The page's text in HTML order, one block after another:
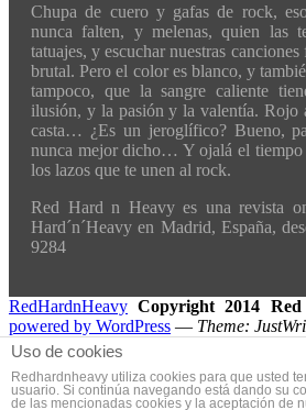
Chupa de cuero y gafas de rock,
nunca falten, y melenas, quien las
tatuajes, y escuchar nuestras
brutal. Pero el color es blanco, y
tampoco, que la sangre caliente
ilusión, y la pasión y la valentía. Rojo
casta… ¿Es un jeroglífico? Bueno,
nunca mejor dicho… Y ojalá el tiempo
los lazos que te unen al rock.
Red Hard n Heavy es una revista
Hard´n´Heavy en Madrid, España,
9284
RedHardnHeavy Copyright 2014 Red
powered by WordPress — Theme:
Uso de cookies
Redhardnheavy utiliza cookies para que usted
usuario. Si continúa navegando está dando su
de las mencionadas cookies y la aceptación de